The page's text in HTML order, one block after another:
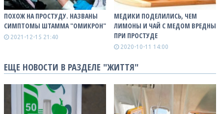
ПОХОЖ НА ПРОСТУДУ. НАЗВАНЫ
СИМПТОМЫ ШТАММА "ОМИКРОН"
2021-12-15 21:40
МЕДИКИ ПОДЕЛИЛИСЬ, ЧЕМ
ЛИМОНЫ И ЧАЙ С МЕДОМ ВРЕДНЫ
ПРИ ПРОСТУДЕ
2020-10-11 14:00
ЕЩЕ НОВОСТИ В РАЗДЕЛЕ "ЖИТТЯ"